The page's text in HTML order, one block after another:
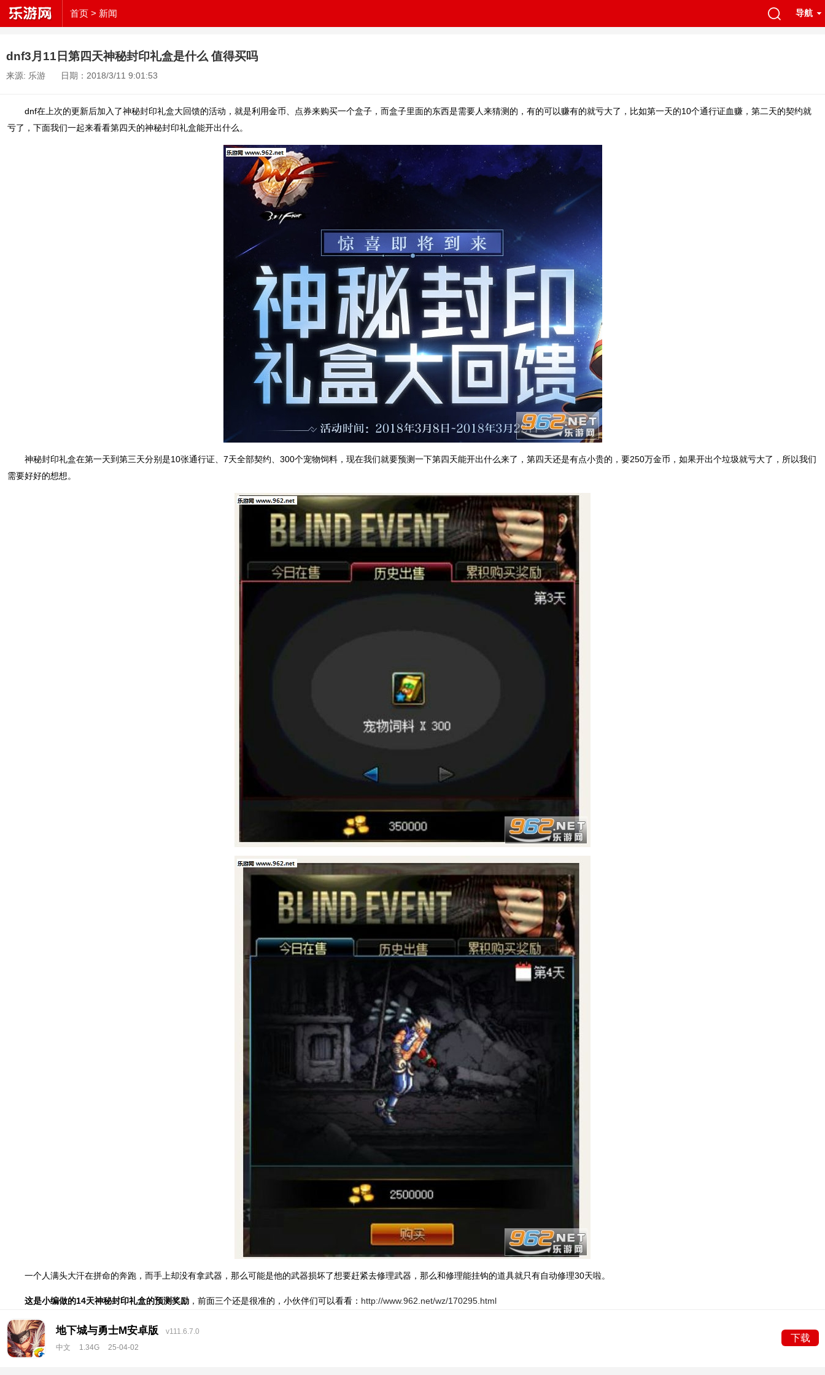
首页 > 新闻 导航
dnf3月11日第四天神秘封印礼盒是什么 值得买吗
来源: 乐游 日期：2018/3/11 9:01:53
dnf在上次的更新后加入了神秘封印礼盒大回馈的活动，就是利用金币、点券来购买一个盒子，而盒子里面的东西是需要人来猜测的，有的可以赚有的就亏大了，比如第一天的10个通行证血赚，第二天的契约就
亏了，下面我们一起来看看第四天的神秘封印礼盒能开出什么。
神秘封印礼盒在第一天到第三天分别是10张通行证、7天全部契约、300个宠物饲料，现在我们就要预测一下第四天能开出什么来了，第四天还是有点小贵的，要250万金币，如果开出个垃圾就亏大了，所以我们
需要好好的想想。
一个人满头大汗在拼命的奔跑，而手上却没有拿武器，那么可能是他的武器损坏了想要赶紧去修理武器，那么和修理能挂钩的道具就只有自动修理30天啦。
这是小编做的14天神秘封印礼盒的预测奖励 ，前面三个还是很准的，小伙伴们可以看看： http://www.962.net/wz/170295.html
地下城与勇士M安卓版
v111.6.7.0
中文
1.34G 25-04-02
下载